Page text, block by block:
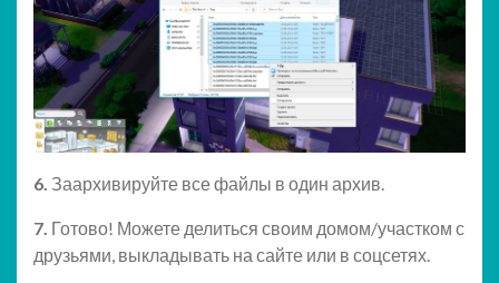
6. Заархивируйте все файлы в один архив.
7. Готово! Можете делиться своим домом/участком с
друзьями, выкладывать на сайте или в соцсетях.